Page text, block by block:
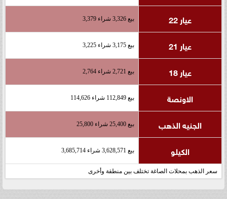
عيار 22 بيع 3,326 شراء 3,379
عيار 21 بيع 3,175 شراء 3,225
عيار 18 بيع 2,721 شراء 2,764
الاونصة بيع 112,849 شراء 114,626
الجنيه الذهب بيع 25,400 شراء 25,800
الكيلو بيع 3,628,571 شراء 3,685,714
سعر الذهب بمحلات الصاغة تختلف بين منطقة وأخرى